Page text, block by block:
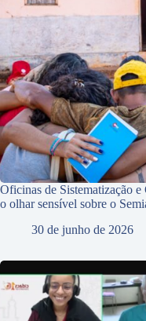
Oficinas de Sistematização
o olhar sensível sobre o
30 de junho de 2026